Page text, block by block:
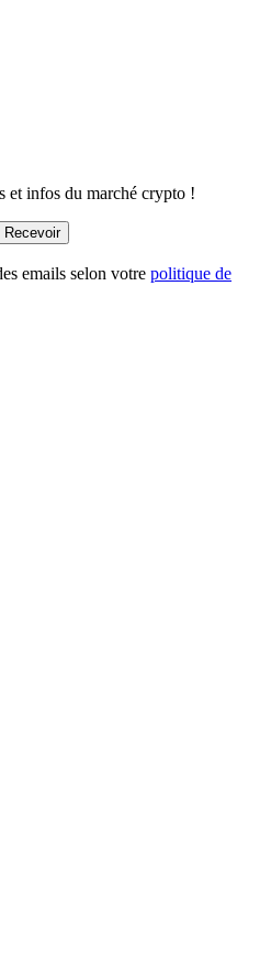
et infos du marché crypto !
Recevoir
emails selon votre politique de